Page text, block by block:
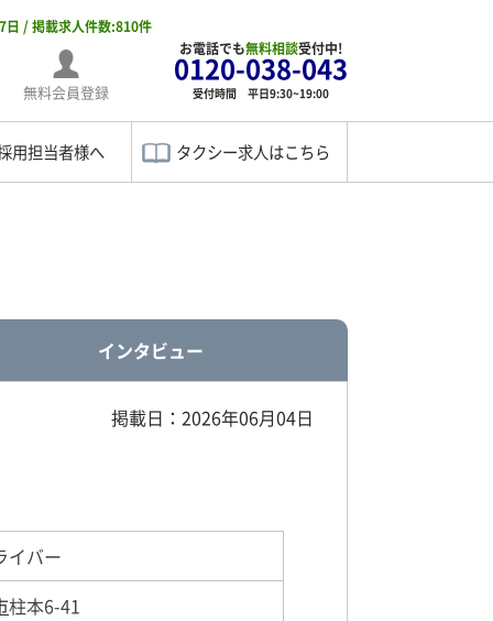
/ 掲載求人件数:810件
無料会員登録
お電話でも無料相談受付中!
0120-038-043
受付時間 平日9:30~19:00
用担当者様へ タクシー求人はこちら
インタビュー
掲載日：2026年06月04日
イバー
柱本6-41